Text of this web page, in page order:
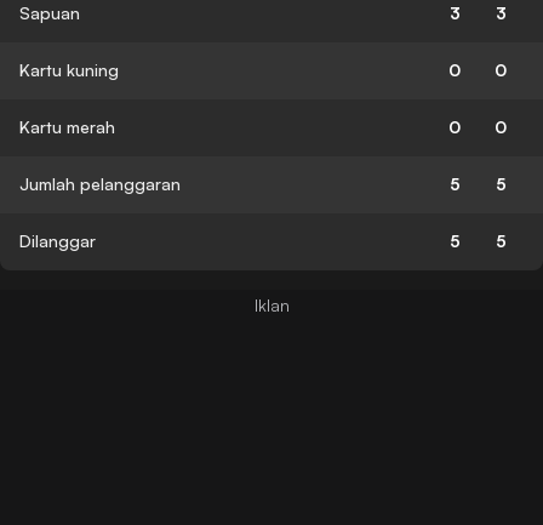
Sapuan 3 3
Kartu kuning 0 0
Kartu merah 0 0
Jumlah pelanggaran 5 5
Dilanggar 5 5